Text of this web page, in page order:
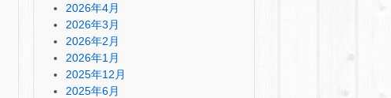
2026年4月
2026年3月
2026年2月
2026年1月
2025年12月
2025年6月